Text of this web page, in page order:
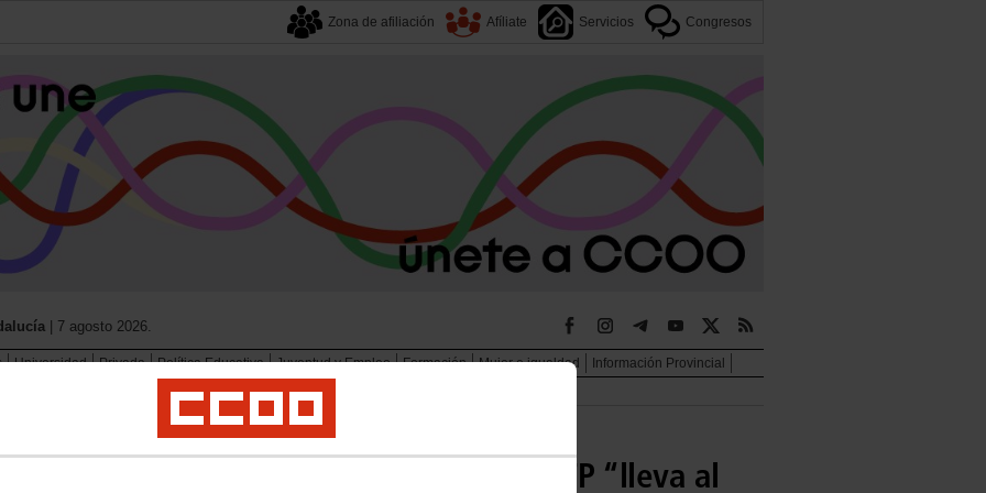
Zona de afiliación Afíliate Servicios Congresos
| 7 agosto 2026.
Universidad Privada Política Educativa Juventud y Empleo Formación Mujer e igualdad Información Provincial
la Consejería de Desarrollo Educativo y FP “lleva al